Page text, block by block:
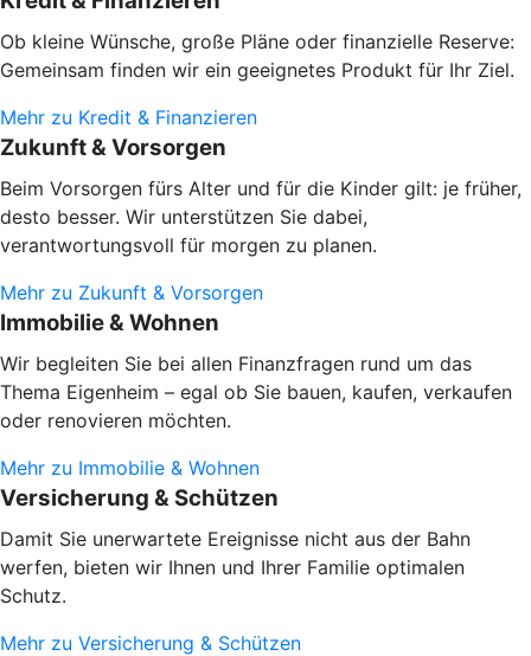
Ob kleine Wünsche, große Pläne oder finanzielle Reserve:
Gemeinsam finden wir ein geeignetes Produkt für Ihr Ziel.
Mehr zu Kredit & Finanzieren
Zukunft & Vorsorgen
Beim Vorsorgen fürs Alter und für die Kinder gilt: je früher,
desto besser. Wir unterstützen Sie dabei,
verantwortungsvoll für morgen zu planen.
Mehr zu Zukunft & Vorsorgen
Immobilie & Wohnen
Wir begleiten Sie bei allen Finanzfragen rund um das
Thema Eigenheim – egal ob Sie bauen, kaufen, verkaufen
oder renovieren möchten.
Mehr zu Immobilie & Wohnen
Versicherung & Schützen
Damit Sie unerwartete Ereignisse nicht aus der Bahn
werfen, bieten wir Ihnen und Ihrer Familie optimalen
Schutz.
Mehr zu Versicherung & Schützen